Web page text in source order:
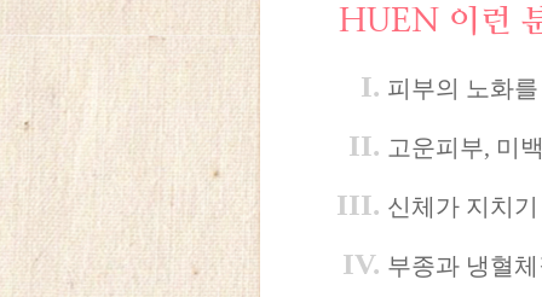
HUEN 이런
피부의 노화
고운피부, 미
신체가 지치
부종과 냉혈